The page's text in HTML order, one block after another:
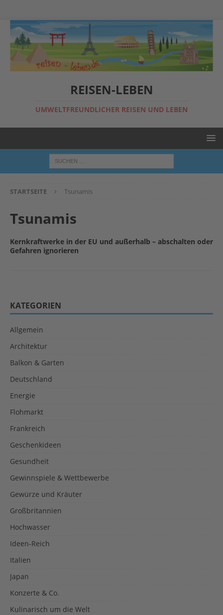
REISEN-LEBEN
UMWELTFREUNDLICHER REISEN UND LEBEN
STARTSEITE Tsunamis
Tsunamis
Kernkraftwerke in der EU und außerhalb – abschalten oder
Gefahren ignorieren
KATEGORIEN
Allgemein
Architektur
Balkon & Garten
Deutschland
Energie
Flohmarkt
Frankreich
Geschenkideen
Gesundheit
Gewinnspiele & Wettbewerbe
Gewürze und Kräuter
Großbritannien
Hochwasser
Ideen-Reich
Italien
Japan
Konzerte & Co.
Kulinarisch um die Welt